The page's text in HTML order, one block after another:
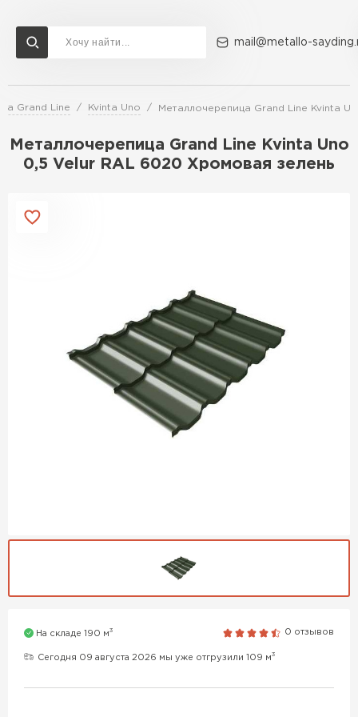
mail@metallo-
Grand Line Kvinta Uno Металлочерепица Grand Line Kvinta
Металлочерепица Grand Line Kvinta Uno
0,5 Velur RAL 6020 Хромовая зелень
На складе 190 м3 0 отзывов
Сегодня 09 августа 2026 мы уже отгрузили 109 м3
Доставка и оплата Акции О компании Контакты
Перейти в каталог